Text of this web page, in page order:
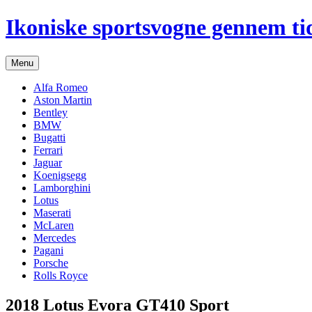
Hop
til
Ikoniske sportsvogne gennem
Menu
Alfa Romeo
Aston Martin
Bentley
BMW
Bugatti
Ferrari
Jaguar
Koenigsegg
Lamborghini
Lotus
Maserati
McLaren
Mercedes
Pagani
Porsche
Rolls Royce
2018 Lotus Evora GT410 Sport